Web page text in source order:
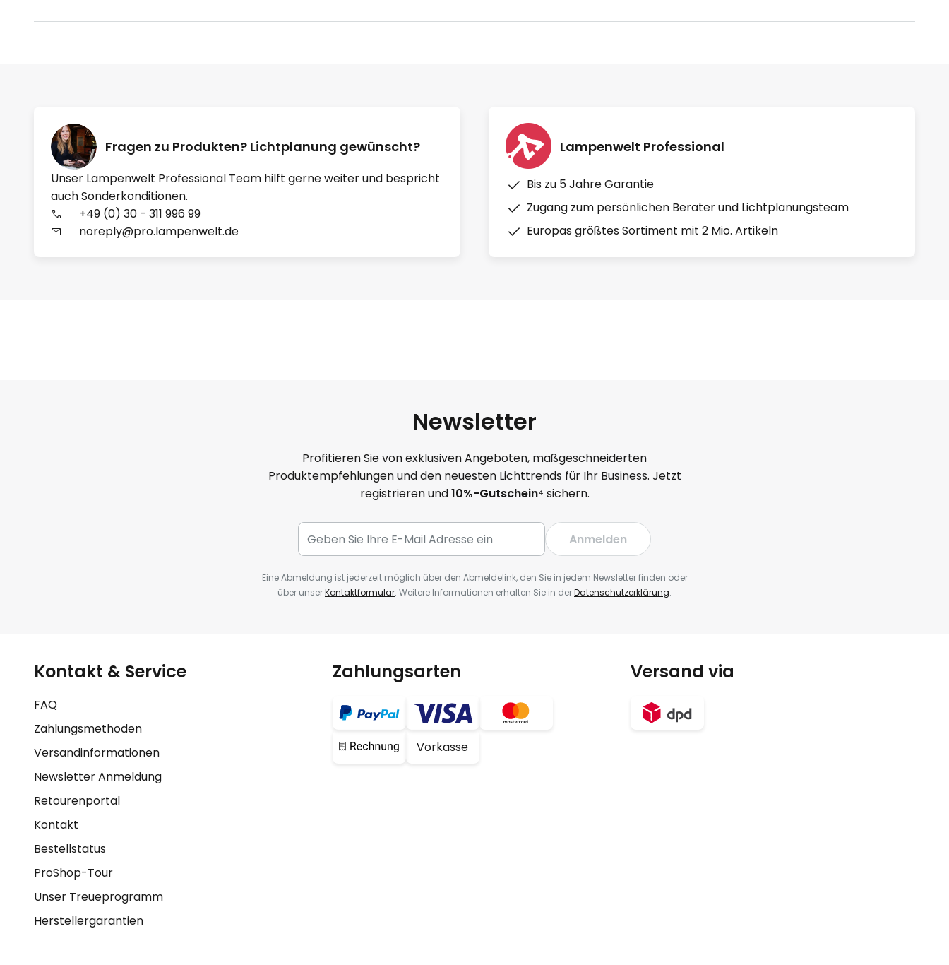
Fragen zu Produkten? Lichtplanung gewünscht?
Unser Lampenwelt Professional Team hilft gerne weiter und bespricht
auch Sonderkonditionen.
+49 (0) 30 - 311 996 99
noreply@pro.lampenwelt.de
Lampenwelt Professional
Bis zu 5 Jahre Garantie
Zugang zum persönlichen Berater und Lichtplanungsteam
Europas größtes Sortiment mit 2 Mio. Artikeln
Newsletter
Profitieren Sie von exklusiven Angeboten, maßgeschneiderten
Produktempfehlungen und den neuesten Lichttrends für Ihr Business. Jetzt
registrieren und10%-Gutschein⁴ sichern.
Anmelden
Eine Abmeldung ist jederzeit möglich über den Abmeldelink, den Sie in jedem Newsletter finden oder
über unserKontaktformular. Weitere Informationen erhalten Sie in derDatenschutzerklärung.
Kontakt & Service
FAQ
Zahlungsmethoden
Versandinformationen
Newsletter Anmeldung
Retourenportal
Kontakt
Bestellstatus
ProShop-Tour
Unser Treueprogramm
Herstellergarantien
Zahlungsarten
Vorkasse
Versand via